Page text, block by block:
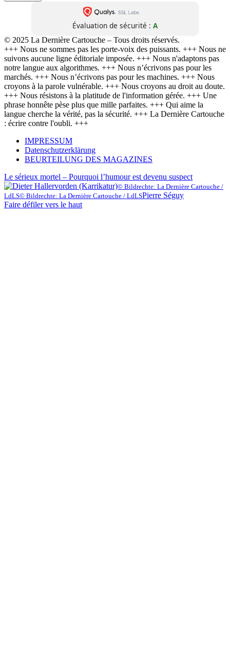
Évaluation de sécurité : A
© 2025 La Dernière Cartouche – Tous droits réservés.
+++ Nous ne sommes pas les porte-voix des puissants. +++ Nous ne
suivons aucune ligne éditoriale imposée. +++ Nous n'adaptons pas
notre langue aux algorithmes. +++ Nous n’écrivons pas pour les
marchés. +++ Nous n’écrivons pas pour les machines. +++ Nous
croyons à la parole vulnérable. +++ Nous croyons au droit au doute.
+++ Nous résistons à la platitude de l'information gérée. +++ Une
phrase honnête pèse plus que mille parfaites. +++ Qui aime la
langue cherche la vérité, pas la sécurité. +++ La Dernière Cartouche
: écrire contre l'oubli. +++
IMPRESSUM
Datenschutzerklärung
BEURTEILUNG DES MAGAZINES
Le sérieux mortel – Pourquoi l’humour est devenu suspect
© Bildrechte: La Dernière Cartouche /
LdLS© Bildrechte: La Dernière Cartouche / LdLSPierre Séguy
Faire défiler vers le haut